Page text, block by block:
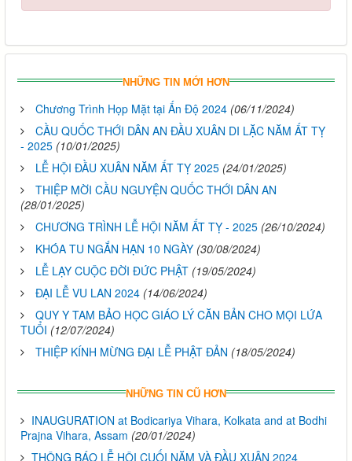
NHỮNG TIN MỚI HƠN
Chương Trình Họp Mặt tại Ấn Độ 2024 (06/11/2024)
CẦU QUỐC THỚI DÂN AN ĐẦU XUÂN DI LẶC NĂM ẤT TỴ
- 2025 (10/01/2025)
LỄ HỘI ĐẦU XUÂN NĂM ẤT TỴ 2025 (24/01/2025)
THIỆP MỜI CẦU NGUYỆN QUỐC THỚI DÂN AN
(28/01/2025)
CHƯƠNG TRÌNH LỄ HỘI NĂM ẤT TỴ - 2025 (26/10/2024)
KHÓA TU NGẮN HẠN 10 NGÀY (30/08/2024)
LỄ LẠY CUỘC ĐỜI ĐỨC PHẬT (19/05/2024)
ĐẠI LỄ VU LAN 2024 (14/06/2024)
QUY Y TAM BẢO HỌC GIÁO LÝ CĂN BẢN CHO MỌI LỨA
TUỔI (12/07/2024)
THIỆP KÍNH MỪNG ĐẠI LỄ PHẬT ĐẢN (18/05/2024)
NHỮNG TIN CŨ HƠN
INAUGURATION at Bodicariya Vihara, Kolkata and at Bodhi
Prajna Vihara, Assam (20/01/2024)
THÔNG BÁO LỄ HỘI CUỐI NĂM VÀ ĐẦU XUÂN 2024